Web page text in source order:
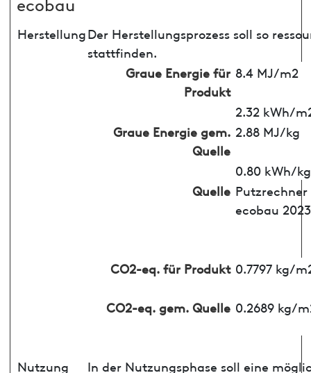
HerstellungDer Herstellungsprozess soll so
stattfinden.
Graue Energie für
Produkt
8.4 MJ/m2
2.32 kWh/
Graue Energie gem.
Quelle
2.88 MJ/kg
0.80 kWh/kg
Quelle Putzrechner
ecobau 2023
CO2-eq. für Produkt 0.7797 kg/
CO2-eq. gem. Quelle 0.2689 kg/
Nutzung
In der Nutzungsphase soll eine